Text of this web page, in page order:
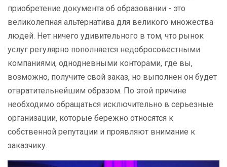
приобретение документа об образовании - это
великолепная альтернатива для великого множества
людей. Нет ничего удивительного в том, что рынок
услуг регулярно пополняется недобросовестными
компаниями, однодневными конторами, где вы,
возможно, получите свой заказ, но выполнен он будет
отвратительнейшим образом. По этой причине
необходимо обращаться исключительно в серьезные
организации, которые бережно относятся к
собственной репутации и проявляют внимание к
заказчику.